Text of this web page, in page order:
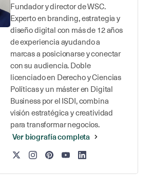
Fundador y director de WSC.
Experto en branding, estrategia y
diseño digital con más de 12 años
de experiencia ayudando a
marcas a posicionarse y conectar
con su audiencia. Doble
licenciado en Derecho y Ciencias
Políticas y un máster en Digital
Business por el ISDI, combina
visión estratégica y creatividad
para transformar negocios.
Ver biografía completa